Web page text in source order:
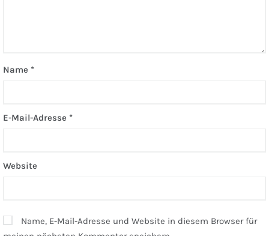
Name *
E-Mail-Adresse *
Website
Name, E-Mail-Adresse und Website in diesem Browser für